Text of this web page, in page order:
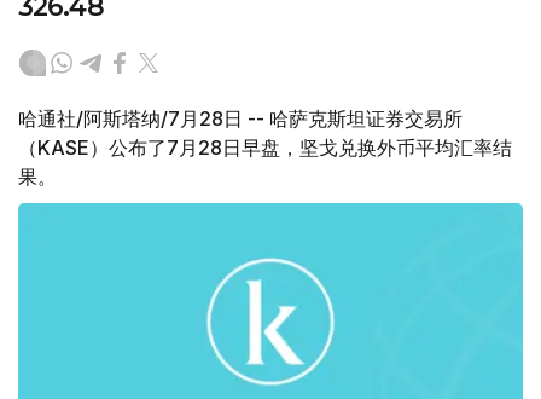
326.48
哈通社/阿斯塔纳/7月28日 -- 哈萨克斯坦证券交易所
（KASE）公布了7月28日早盘，坚戈兑换外币平均汇率结
果。